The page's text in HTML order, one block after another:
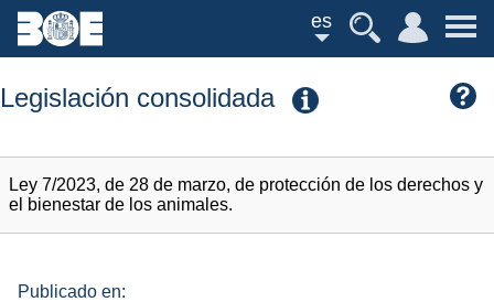
es
Legislación consolidada
Ley 7/2023, de 28 de marzo, de protección de los derechos y
el bienestar de los animales.
Publicado en: